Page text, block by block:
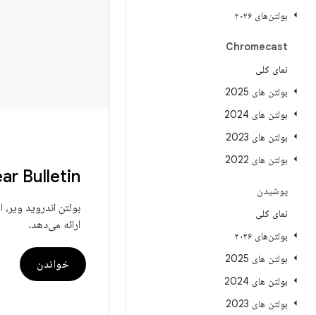
بولتن‌های ۲۰۲۶
Chromecast
نمای کلی
بولتن های 2025
بولتن های 2024
بولتن های 2023
بولتن های 2022
پوشیدن
نمای کلی
بولتن‌های ۲۰۲۶
بولتن های 2025
بولتن های 2024
بولتن های 2023
Bulletin
بولتن اندروید
ارائه می‌دهد.
خواندن